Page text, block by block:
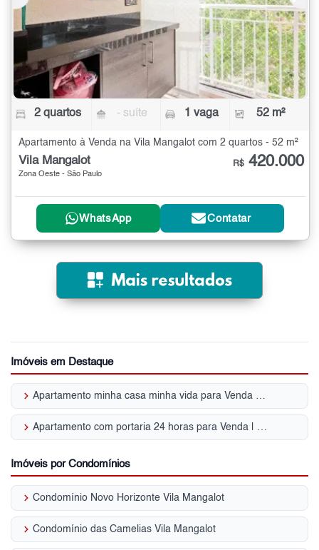
2 quartos - suíte 1 vaga 52 m²
Apartamento à Venda na Vila Mangalot com 2 quartos - 52 m²
Vila Mangalot
Zona Oeste - São Paulo
R$ 420.000
WhatsApp Contatar
Imóveis em Destaque
keyboard_arrow_right Apartamento minha casa minha vida para Venda | Vila Mangalot
keyboard_arrow_right Apartamento com portaria 24 horas para Venda | Vila Mangalot
Imóveis por Condomínios
keyboard_arrow_right Condomínio Novo Horizonte Vila Mangalot
keyboard_arrow_right Condomínio das Camelias Vila Mangalot